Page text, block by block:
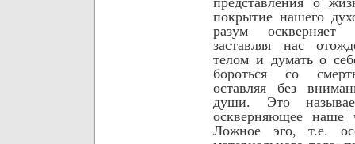
покрытие нашего
разум
заставляя нас
телом и думать о
бороться со
оставляя без
души. Это
оскверняющее наше
Ложное эго, т.е.